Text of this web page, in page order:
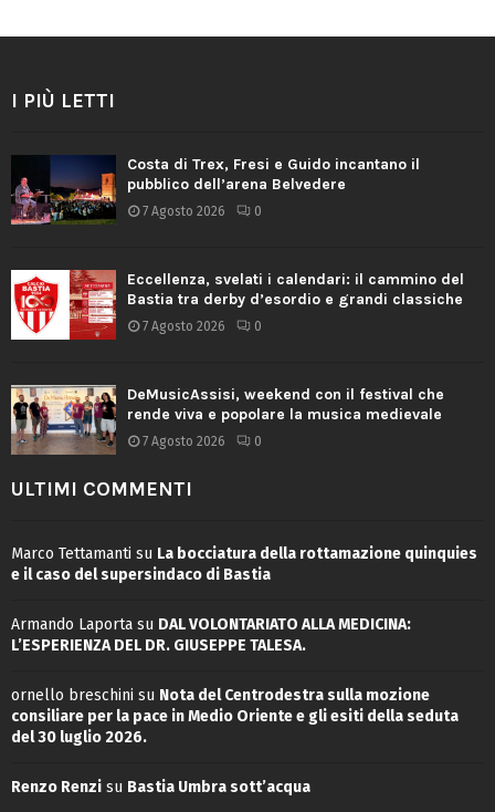
I PIÙ LETTI
Costa di Trex, Fresi e Guido incantano il
pubblico dell’arena Belvedere
7 Agosto 2026 0
Eccellenza, svelati i calendari: il cammino del
Bastia tra derby d’esordio e grandi classiche
7 Agosto 2026 0
DeMusicAssisi, weekend con il festival che
rende viva e popolare la musica medievale
7 Agosto 2026 0
ULTIMI COMMENTI
Marco Tettamanti su La bocciatura della rottamazione quinquies
e il caso del supersindaco di Bastia
Armando Laporta su DAL VOLONTARIATO ALLA MEDICINA:
L’ESPERIENZA DEL DR. GIUSEPPE TALESA.
ornello breschini su Nota del Centrodestra sulla mozione
consiliare per la pace in Medio Oriente e gli esiti della seduta
del 30 luglio 2026.
Renzo Renzi su Bastia Umbra sott’acqua